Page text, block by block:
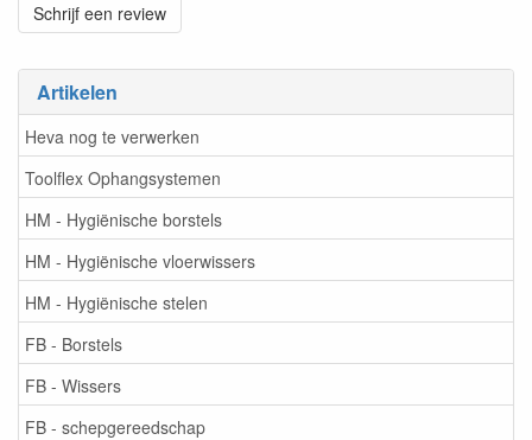
Artikelen
Heva nog te verwerken
Toolflex Ophangsystemen
HM - Hygiënische borstels
HM - Hygiënische vloerwissers
HM - Hygiënische stelen
FB - Borstels
FB - Wissers
FB - schepgereedschap
Schrijf een review